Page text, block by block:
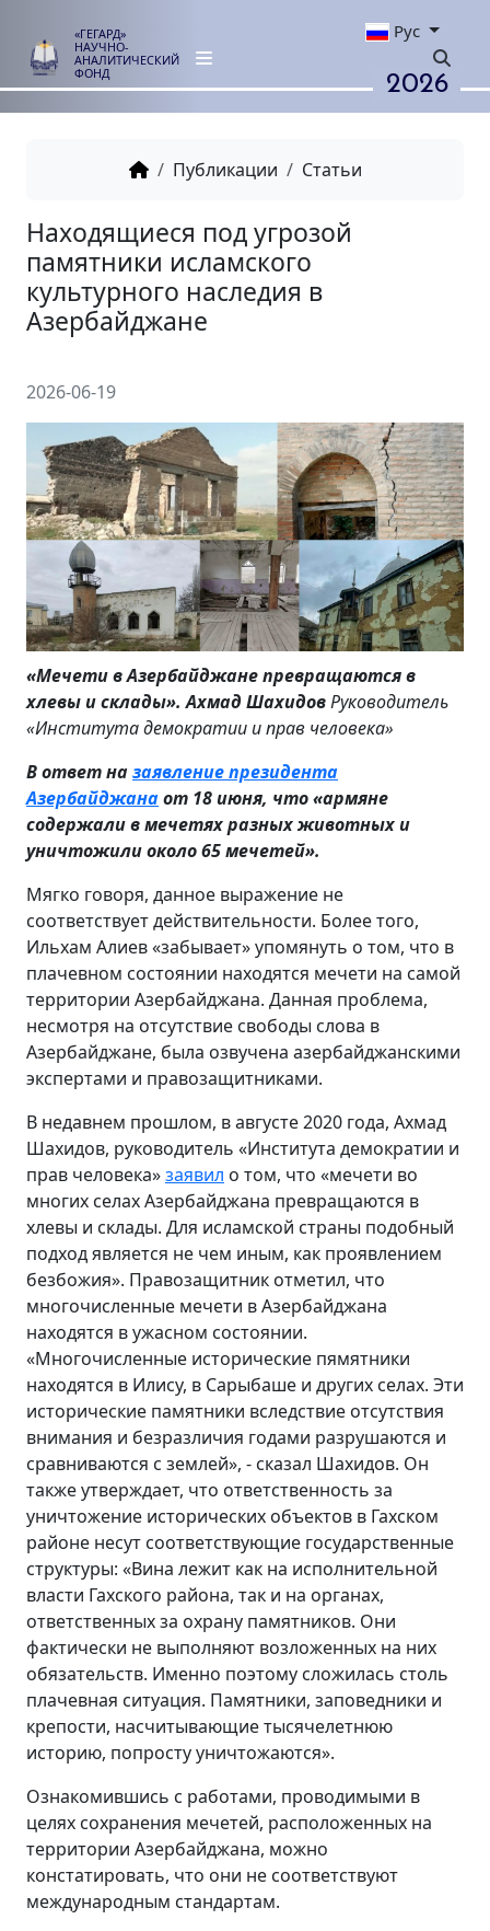
«ГЕГАРД»
НАУЧНО-
АНАЛИТИЧЕСКИЙ
ФОНД
Рус
2026
Публикации Статьи
Находящиеся под угрозой
памятники исламского
Азербайджане
2026-06-19
«Мечети в Азербайджане превращаются в
хлевы и склады».Ахмад ШахидовРуководитель
«Института демократии и прав человека»
В ответ назаявление президента
Азербайджанаот 18 июня, что «армяне
содержали в мечетях разных животных и
уничтожили около 65 мечетей».
Мягко говоря, данное выражение не
соответствует действительности. Более того,
Ильхам Алиев «забывает» упомянуть о том, что в
плачевном состоянии находятся мечети на самой
территории Азербайджана. Данная проблема,
несмотря на отсутствие свободы слова в
Азербайджане, была озвучена азербайджанскими
экспертами и правозащитниками.
В недавнем прошлом, в августе 2020 года, Ахмад
Шахидов, руководитель «Института демократии и
прав человека»заявил о том, что «мечети во
многих селах Азербайджана превращаются в
хлевы и склады. Для исламской страны подобный
подход является не чем иным, как проявлением
безбожия». Правозащитник отметил, что
многочисленные мечети в Азербайджана
находятся в ужасном состоянии.
«Многочисленные исторические пямятники
находятся в Илису, в Сарыбаше и других селах. Эти
исторические памятники вследствие отсутствия
внимания и безразличия годами разрушаются и
сравниваются с землей», - сказал Шахидов. Он
также утверждает, что ответственность за
уничтожение исторических объектов в Гахском
районе несут соответствующие государственные
структуры: «Вина лежит как на исполнительной
власти Гахского района, так и на органах,
ответственных за охрану памятников. Они
фактически не выполняют возложенных на них
обязательств. Именно поэтому сложилась столь
плачевная ситуация. Памятники, заповедники и
крепости, насчитывающие тысячелетнюю
историю, попросту уничтожаются».
Ознакомившись с работами, проводимыми в
целях сохранения мечетей, расположенных на
территории Азербайджана, можно
констатировать, что они не соответствуют
международным стандартам.